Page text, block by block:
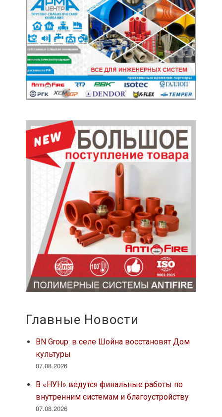
Главные Новости
BN Group: в селе Шойна восстановят Дом
культуры
07.08.2026
В «НУН» ведутся финальные работы по
внутренним системам и благоустройству
07.08.2026